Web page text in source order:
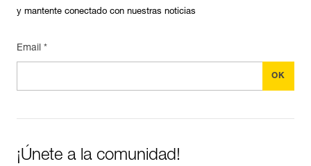
y mantente conectado con nuestras noticias
Email *
¡Únete a la comunidad!